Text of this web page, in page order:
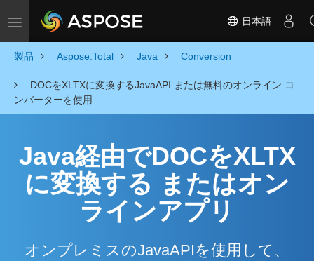
Toggle navigation 日本語
製品 Aspose.Total Java Conversion
DOCをXLTXに変換するJavaAPI または無料のオンライン コ
ンバーターを使用
Java経由でDOCをXLTX
に変換する またはオン
ラインアプリ
オンプレミスのJavaAPIを使用して、